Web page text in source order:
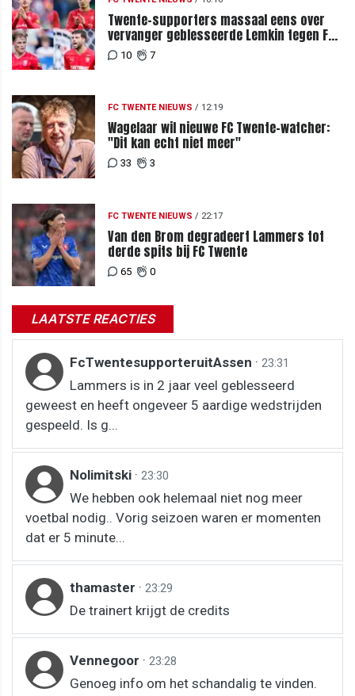
Twente-supporters massaal eens over
vervanger geblesseerde Lemkin tegen FC
DAC 04
10 7
FC TWENTE NIEUWS / 12:19
Wagelaar wil nieuwe FC Twente-watcher:
"Dit kan echt niet meer"
33 3
FC TWENTE NIEUWS / 22:17
Van den Brom degradeert Lammers tot
derde spits bij FC Twente
65 0
LAATSTE REACTIES
FcTwentesupporteruitAssen · 23:31
Lammers is in 2 jaar veel geblesseerd
geweest en heeft ongeveer 5 aardige wedstrijden
gespeeld. Is g...
Nolimitski · 23:30
We hebben ook helemaal niet nog meer
voetbal nodig.. Vorig seizoen waren er momenten
dat er 5 minute...
thamaster · 23:29
De trainert krijgt de credits
Vennegoor · 23:28
Genoeg info om het schandalig te vinden.